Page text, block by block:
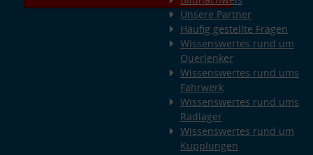
Unsere Partner
Häufig gestellte Fragen
Wissenswertes rund um
Querlenker
Wissenswertes rund ums
Fahrwerk
Wissenswertes rund ums
Radlager
Wissenswertes rund um
Kupplungen